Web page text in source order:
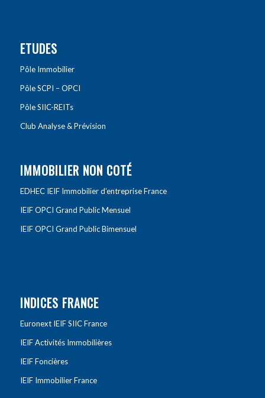
ETUDES
Pôle Immobilier
Pôle SCPI – OPCI
Pôle SIIC-REITs
Club Analyse & Prévision
IMMOBILIER NON COTÉ
EDHEC IEIF Immobilier d’entreprise France
IEIF OPCI Grand Public Mensuel
IEIF OPCI Grand Public Bimensuel
INDICES FRANCE
Euronext IEIF SIIC France
IEIF Activités Immobilières
IEIF Foncières
IEIF Immobilier France